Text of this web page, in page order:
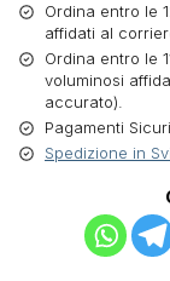
Ordina entro le
affidati al
Ordina entro le
voluminosi
accurato).
Pagamenti
Spedizione in